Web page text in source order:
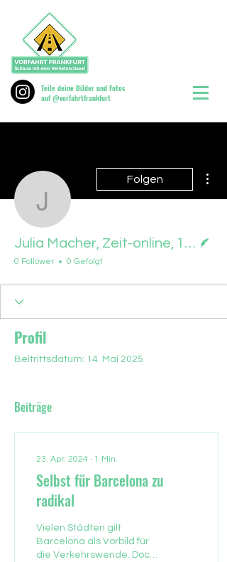
Teile deine Bilder und Fotos
auf @vorfahrtfrankfurt
Julia Macher,
Folgen
Julia Macher, Zeit-online, 13.09.23
0 Follower 0 Gefolgt
Profil
Beitrittsdatum: 14. Mai 2025
Beiträge
23. Apr. 2024 ∙ 1 Min.
Selbst für Barcelona zu
radikal
Vielen Städten gilt
Barcelona als Vorbild für
die Verkehrswende. Doch